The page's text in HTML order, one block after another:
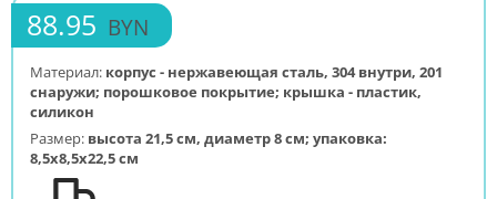
88.95 BYN
Материал: корпус - нержавеющая сталь, 304 внутри, 201
снаружи; порошковое покрытие; крышка - пластик,
силикон
Размер: высота 21,5 см, диаметр 8 см; упаковка:
8,5х8,5х22,5 см